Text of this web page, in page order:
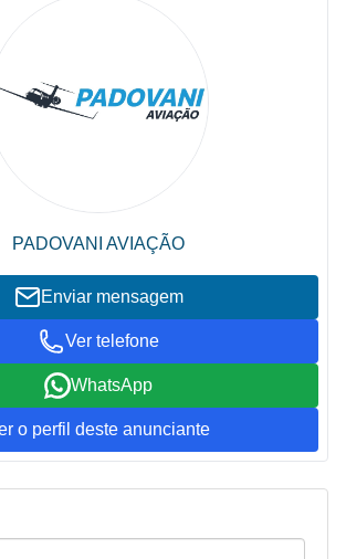
PADOVANI AVIAÇÃO
Enviar mensagem
Ver telefone
WhatsApp
o perfil deste anunciante